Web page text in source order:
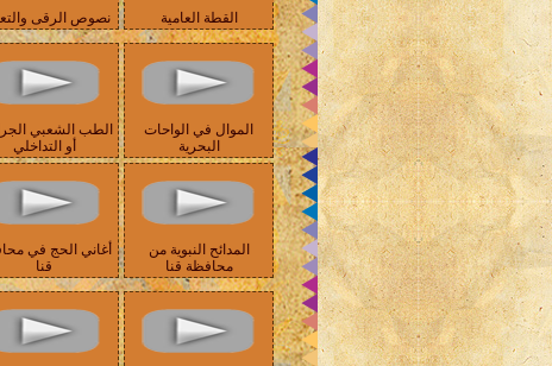
القطة العامية نصوص الرقى
الموال في الواحات
البحرية
الطب الشعبي
أو التداخلي
المدائح النبوية من
محافظة قنا
أغاني الحج في
قنا